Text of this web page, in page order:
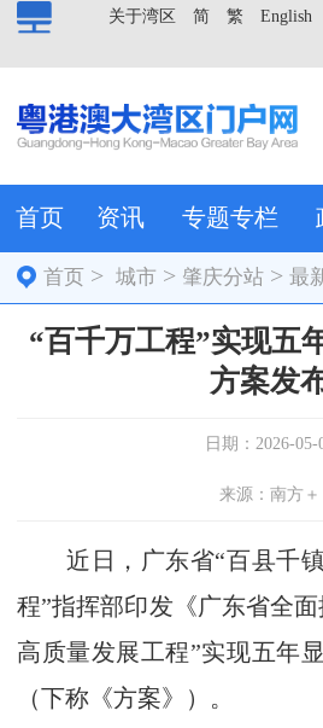
English
繁
简
关于湾区
首页 资讯 专题专栏
首页 >城市 > 肇庆分站 >最
“百千万工程”实现五
方案发
日期：2026-05-
来源：南方＋
近日，广东省“百县千镇
程”指挥部印发《广东省全
高质量发展工程”实现五年
（下称《方案》）。